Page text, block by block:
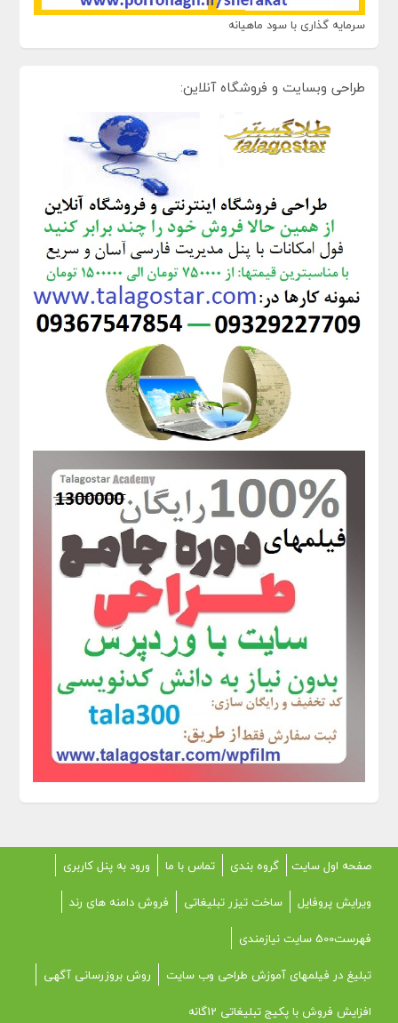
سرمایه گذاری با سود ماهیانه
طراحی وبسایت و فروشگاه آنلاین:
صفحه اول سایت گروه بندی تماس با ما
ورود به پنل کاربری
ویرایش پروفایل
ساخت تیزر تبلیغاتی
فروش دامنه های رند
فهرست500 سایت نیازمندی
تبلیغ در فیلمهای آموزش طراحی وب سایت
روش بروزرسانی آگهی
افزایش فروش با پکیج تبلیغاتی 12گانه